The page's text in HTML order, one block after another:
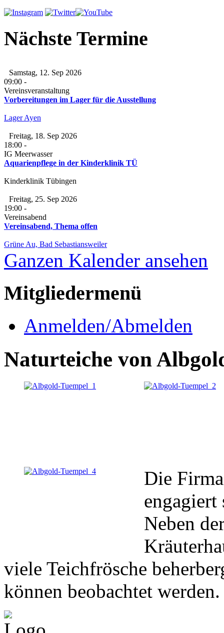
Nächste Termine
Samstag, 12. Sep 2026
09:00 -
Vereinsveranstaltung
Vorbereitungen im Lager für die Ausstellung
Lager Ayen
Freitag, 18. Sep 2026
18:00 -
IG Meerwasser
Aquarienpflege in der Kinderklinik TÜ
Kinderklinik Tübingen
Freitag, 25. Sep 2026
19:00 -
Vereinsabend
Vereinsabend, Thema offen
Grüne Au, Bad Sebastiansweiler
Ganzen Kalender ansehen
Mitgliedermenü
Anmelden/Abmelden
Naturteiche von
Die
engagiert
Neben
viele Teichfrösche
können beobachtet werden.